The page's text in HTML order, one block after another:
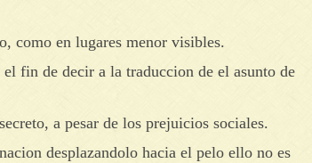
como en lugares menor visibles.
fin de decir a la traduccion de el asunto de
a pesar de los prejuicios sociales.
desplazandolo hacia el pelo ello no es